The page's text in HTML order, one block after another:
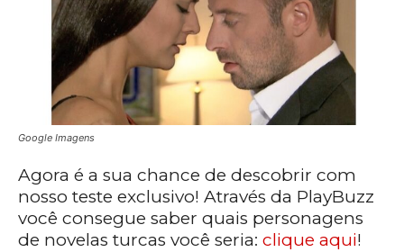
Google Imagens
Agora é a sua chance de descobrir com
nosso teste exclusivo! Através da PlayBuzz
você consegue saber quais personagens
de novelas turcas você seria: clique aqui!